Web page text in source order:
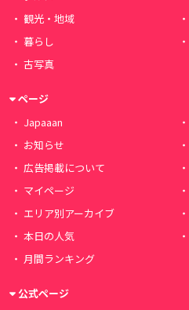
観光・地域
暮らし
古写真
ページ
Japaaan
お知らせ
広告掲載について
マイページ
エリア別アーカイブ
本日の人気
月間ランキング
公式ページ